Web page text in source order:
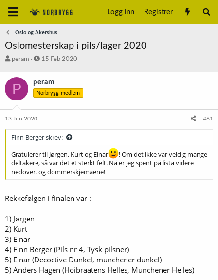
Logg inn Registrer
Oslo og Akershus
Oslomesterskap i pils/lager 2020
T
å
d
s
a
r
t
e
peram
S
r
t
a
o
15 Feb 2020
P peram
Norbrygg-medlem
13 Jun 2020 #61
Finn Berger skrev:
Gratulerer til Jørgen, Kurt og Einar
! Om det ikke var veldig mange
deltakere, så var det et sterkt felt. Nå er jeg spent på lista videre
nedover, og dommerskjemaene!
Rekkefølgen i finalen var :
1) Jørgen
2) Kurt
3) Einar
4) Finn Berger (Pils nr 4, Tysk pilsner)
5) Einar (Decoctive Dunkel, münchener dunkel)
5) Anders Hagen (Höibraatens Helles, Münchener Helles)